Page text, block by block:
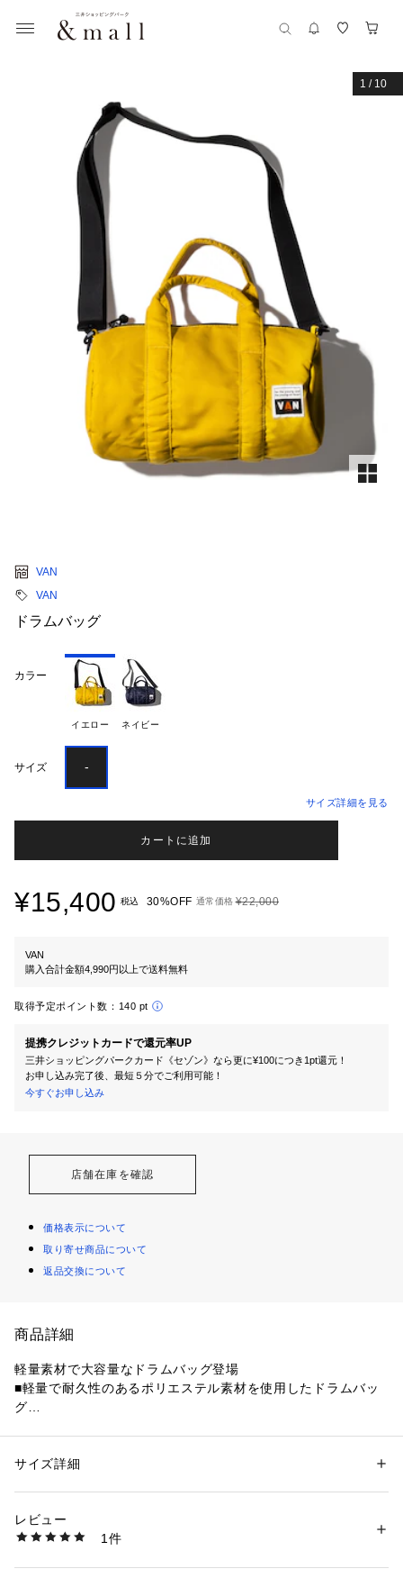
1 / 10
VAN
VAN
ドラムバッグ
カラー
イエロー ネイビー
サイズ -
サイズ詳細を見る
カートに追加
¥15,400 税込 30%OFF 通常価格 ¥22,000
VAN
購入合計金額4,990円以上で送料無料
取得予定ポイント数： 140 pt
提携クレジットカードで還元率UP
三井ショッピングパークカード《セゾン》なら更に¥100につき1pt還元！
お申し込み完了後、最短５分でご利用可能！
今すぐお申し込み
店舗在庫を確認
価格表示について
取り寄せ商品について
返品交換について
商品詳細
軽量素材で大容量なドラムバッグ登場
■軽量で耐久性のあるポリエステル素材を使用したドラムバッ
グ
様
■ブランドネームには、60年代の雑誌広告で使用されていたグ
ラフィックを採用
性別：レディース
素材：ポリエステル
商品番号：
BG082601 （ショップ）
サイズ詳細
レビュー
1件